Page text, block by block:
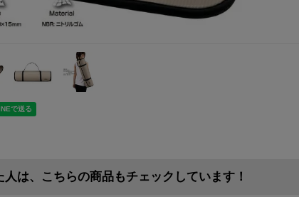
人は、こちらの商品もチェックしています！